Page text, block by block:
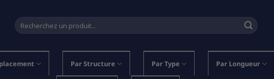
Recherche
pour :
Par Structure Par Type Par Longueur